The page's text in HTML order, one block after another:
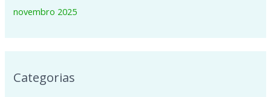
novembro 2025
Categorias